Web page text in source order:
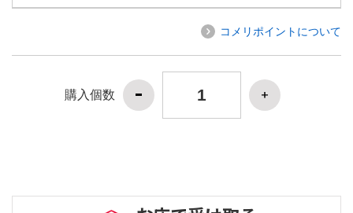
コメリポイントについて
購入個数